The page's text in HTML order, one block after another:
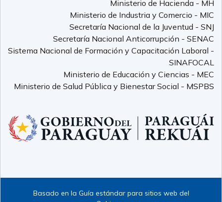
Ministerio de Hacienda - MH
Ministerio de Industria y Comercio - MIC
Secretaría Nacional de la Juventud - SNJ
Secretaría Nacional Anticorrupción - SENAC
Sistema Nacional de Formación y Capacitación Laboral -
SINAFOCAL
Ministerio de Educación y Ciencias - MEC
Ministerio de Salud Pública y Bienestar Social - MSPBS
Basado en la Guía estándar para sitios web del